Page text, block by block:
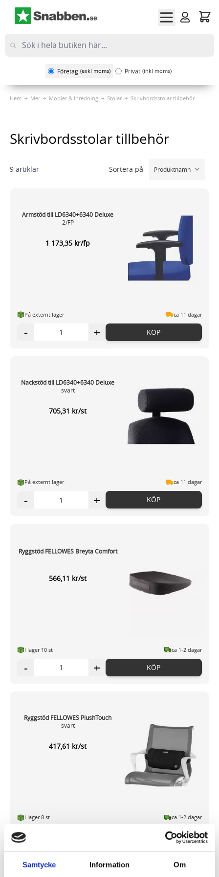
Samtycke Information Om
Företag (exkl moms) Privat (inkl moms)
Hem Mer Möbler & Inredning Stolar Skrivbordsstolar tillbehör
Skrivbordsstolar tillbehör
9 artiklar Sortera på
Armstöd till LD6340+6340 Deluxe
2/FP
1 173,35 kr/fp
På externt lager ca 11 dagar
- + KÖP
Nackstöd till LD6340+6340 Deluxe
svart
705,31 kr/st
På externt lager ca 11 dagar
- + KÖP
Ryggstöd FELLOWES Breyta Comfort
566,11 kr/st
I lager 10 st ca 1-2 dagar
- + KÖP
Ryggstöd FELLOWES PlushTouch
svart
417,61 kr/st
I lager 8 st ca 1-2 dagar
-